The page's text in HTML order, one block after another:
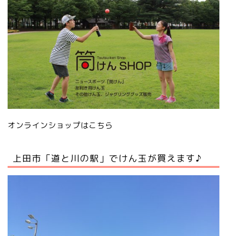
オンラインショップはこちら
上田市「道と川の駅」でけん玉が買えます♪